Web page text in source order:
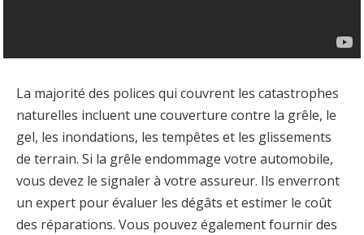
La majorité des polices qui couvrent les catastrophes
naturelles incluent une couverture contre la grêle, le
gel, les inondations, les tempêtes et les glissements
de terrain. Si la grêle endommage votre automobile,
vous devez le signaler à votre assureur. Ils enverront
un expert pour évaluer les dégâts et estimer le coût
des réparations. Vous pouvez également fournir des